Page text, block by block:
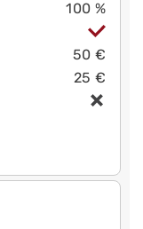
100 %
50 €
25 €